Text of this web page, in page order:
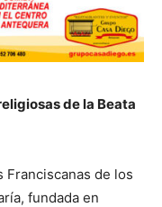
de la Beata
Franciscanas de los
fundada en